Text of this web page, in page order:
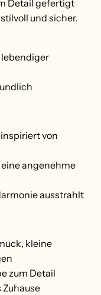
Detail gefertigt
und sicher.
von
angenehme
ausstrahlt
kleine
zum Detail